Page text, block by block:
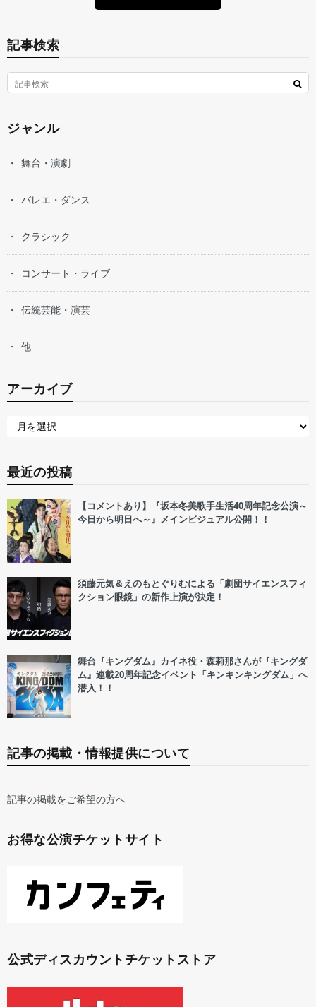
記事検索
ジャンル
舞台・演劇
バレエ・ダンス
クラシック
コンサート・ライブ
伝統芸能・演芸
他
アーカイブ
最近の投稿
【コメントあり】『坂本冬美歌手生活40周年記念公演～
今日から明日へ～』メインビジュアル公開！！
須藤元気＆えのもとぐりむによる「劇団サイエンスフィ
クション眼鏡」の新作上演が決定！
舞台『キングダム』カイネ役・森莉那さんが『キングダ
ム』連載20周年記念イベント「キンキンキングダム」へ
潜入！！
記事の掲載・情報提供について
記事の掲載をご希望の方へ
お得な公演チケットサイト
公式ディスカウントチケットストア